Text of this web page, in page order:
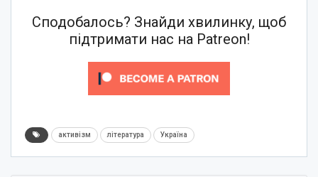
Сподобалось? Знайди хвилинку, щоб
підтримати нас на Patreon!
активізм література Україна